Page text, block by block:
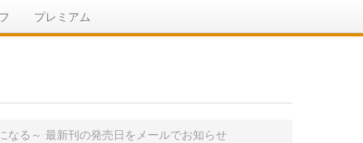
プレミアム
る～ 最新刊の発売日をメールでお知らせ